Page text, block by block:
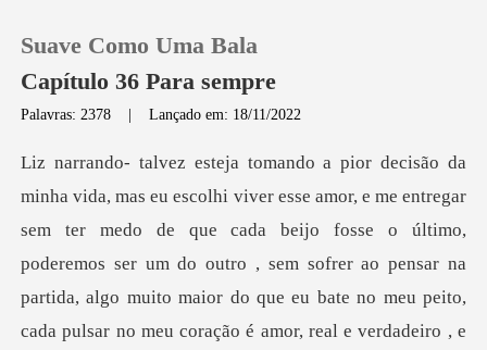
0
Loja
Suave Como Uma Bala
Capítulo 36 Para sempre
Palavras: 2378 |Lançado em: 18/11/2022
ter medo de que cada beijo fosse o último,
poderemos ser um do outro , sem sofrer ao pensar na
partida, algo muito m